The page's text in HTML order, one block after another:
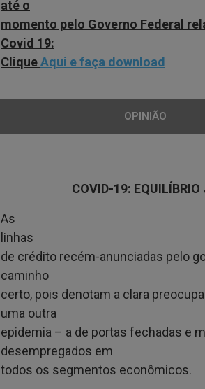
até o
momento pelo Governo Federal
Covid 19:
CliqueAqui e faça download
OPINIÃO
COVID-19: EQUILÍBRIO
As
linhas
de crédito recém-anunciadas pelo
caminho
certo, pois denotam a clara
uma outra
epidemia – a de portas fechadas e
desempregados em
todos os segmentos econômicos.